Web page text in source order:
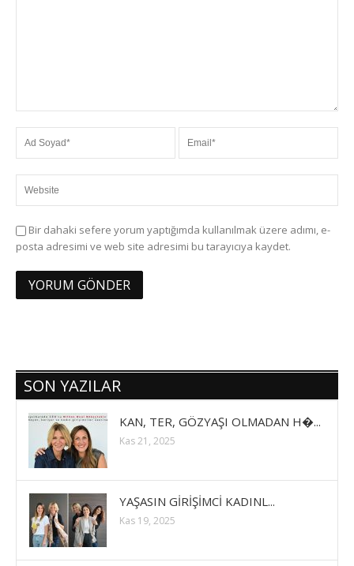
Bir dahaki sefere yorum yaptığımda kullanılmak üzere adımı, e-
posta adresimi ve web site adresimi bu tarayıcıya kaydet.
SON YAZILAR
KAN, TER, GÖZYAŞI OLMADAN H�...
Kas 21, 2025
YAŞASIN GİRİŞİMCİ KADINL...
Kas 19, 2025